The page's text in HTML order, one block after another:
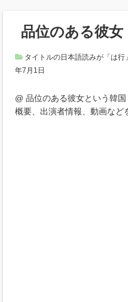
品位のある彼女
タイトルの日本語読みが「は行
年7月1日
@ 品位のある彼女という韓
概要、出演者情報、動画など